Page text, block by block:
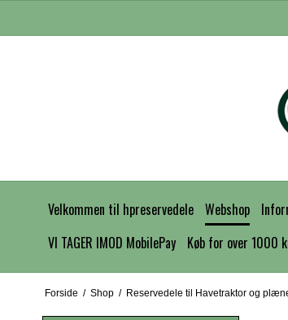
Velkommen til hpreservedele Webshop
VI TAGER IMOD MobilePay
Køb for over
Forside / Shop / Reservedele til Havetraktor og